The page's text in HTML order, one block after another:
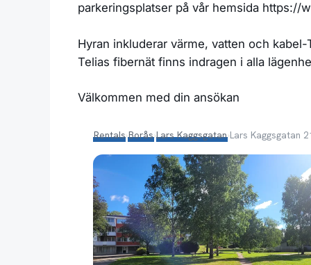
parkeringsplatser på vår hemsida https://
Hyran inkluderar värme, vatten och kabel-
Telias fibernät finns indragen i alla
Välkommen med din ansökan
Rentals›Borås›Lars Kaggsgatan›Lars Kaggsgatan